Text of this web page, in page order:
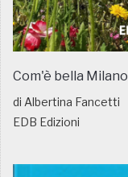
Com'è bella Milano
di Albertina Fancetti
EDB Edizioni